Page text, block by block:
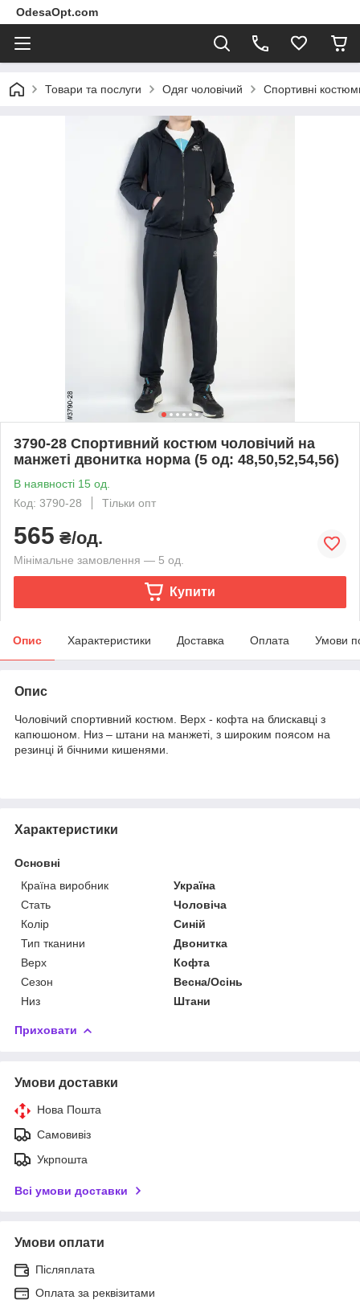
OdesaOpt.com
Товари та послуги Одяг чоловічий Спортивні
3790-28 Спортивний костюм чоловічий на
манжеті двонитка норма (5 од: 48,50,52,54,56)
В наявності 15 од.
Код: 3790-28
Тільки опт
565 ₴/од.
Мінімальне замовлення — 5 од.
Купити
Опис Характеристики Доставка Оплата Умови
Опис
Чоловічий спортивний костюм. Верх - кофта на блискавці з
капюшоном. Низ – штани на манжеті, з широким поясом на
резинці й бічними кишенями.
Характеристики
Основні
Країна виробник
Україна
Стать
Чоловіча
Колір
Синій
Тип тканини
Двонитка
Верх
Кофта
Сезон
Весна/Осінь
Низ
Штани
Приховати
Умови доставки
Нова Пошта
Самовивіз
Укрпошта
Всі умови доставки
Умови оплати
Післяплата
Оплата за реквізитами